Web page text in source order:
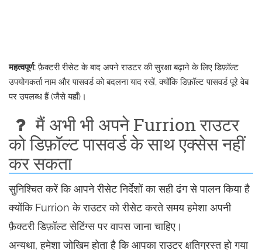
महत्वपूर्ण:फ़ैक्टरी रीसेट के बाद अपने राउटर की सुरक्षा बढ़ाने के लिए डिफ़ॉल्ट
उपयोगकर्ता नाम और पासवर्ड को बदलना याद रखें, क्योंकि डिफ़ॉल्ट पासवर्ड पूरे वेब
पर उपलब्ध हैं (जैसे यहाँ)।
मैं अभी भी अपने Furrion राउटर
को डिफ़ॉल्ट पासवर्ड के साथ एक्सेस नहीं
कर सकता
सुनिश्चित करें कि आपने रीसेट निर्देशों का सही ढंग से पालन किया है
क्योंकि Furrion के राउटर को रीसेट करते समय हमेशा अपनी
फ़ैक्टरी डिफ़ॉल्ट सेटिंग्स पर वापस जाना चाहिए।
अन्यथा, हमेशा जोखिम होता है कि आपका राउटर क्षतिग्रस्त हो गया